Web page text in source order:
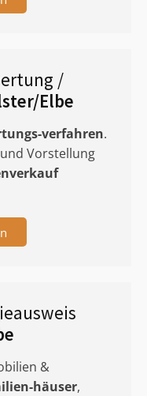
/
Elbe
verfahren.
und Vorstellung
&
häuser,